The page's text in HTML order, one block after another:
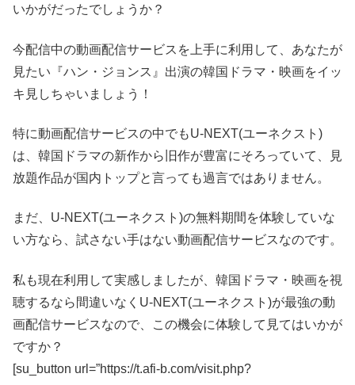
いかがだったでしょうか？
今配信中の動画配信サービスを上手に利用して、あなたが
見たい『ハン・ジョンス』出演の韓国ドラマ・映画をイッ
キ見しちゃいましょう！
特に動画配信サービスの中でもU-NEXT(ユーネクスト)
は、韓国ドラマの新作から旧作が豊富にそろっていて、見
放題作品が国内トップと言っても過言ではありません。
まだ、U-NEXT(ユーネクスト)の無料期間を体験していな
い方なら、試さない手はない動画配信サービスなのです。
私も現在利用して実感しましたが、韓国ドラマ・映画を視
聴するなら間違いなくU-NEXT(ユーネクスト)が最強の動
画配信サービスなので、この機会に体験して見てはいかが
ですか？
[su_button url=”https://t.afi-b.com/visit.php?